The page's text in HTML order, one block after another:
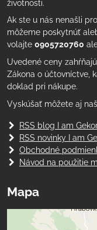
životnosti.
Ak ste u nás nenašli
môžeme poskytnúť
volajte 0905720760
Uvedené ceny
Zákona o účtovníctve,
doklad pri nákupe.
Vyskúšať môžete aj
RSS blog I am
RSS novinky I am
Obchodné
Návod na použitie
Mapa